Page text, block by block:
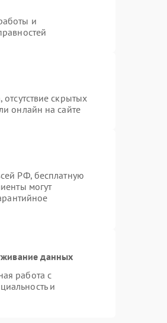
и
скрытых
онлайн на сайте
РФ, бесплатную
могут
данных
работа с
и